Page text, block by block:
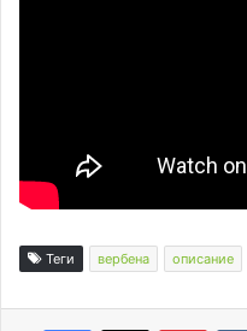
Теги вербена описание